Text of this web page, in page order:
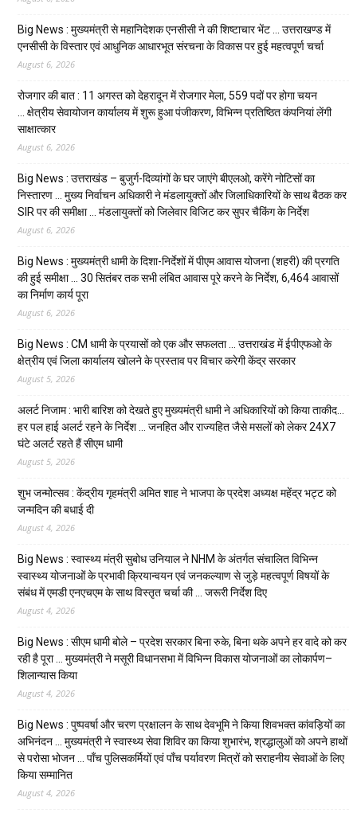
Big News : मुख्यमंत्री से महानिदेशक एनसीसी ने की शिष्टाचार भेंट … उत्तराखण्ड में
एनसीसी के विस्तार एवं आधुनिक आधारभूत संरचना के विकास पर हुई महत्वपूर्ण चर्चा
August 6, 2026
रोजगार की बात : 11 अगस्त को देहरादून में रोजगार मेला, 559 पदों पर होगा चयन
… क्षेत्रीय सेवायोजन कार्यालय में शुरू हुआ पंजीकरण, विभिन्न प्रतिष्ठित कंपनियां लेंगी
साक्षात्कार
August 6, 2026
Big News : उत्तराखंड – बुजुर्ग-दिव्यांगों के घर जाएंगे बीएलओ, करेंगे नोटिसों का
निस्तारण … मुख्य निर्वाचन अधिकारी ने मंडलायुक्तों और जिलाधिकारियों के साथ बैठक कर
SIR पर की समीक्षा … मंडलायुक्तों को जिलेवार विजिट कर सुपर चैकिंग के निर्देश
August 6, 2026
Big News : मुख्यमंत्री धामी के दिशा-निर्देशों में पीएम आवास योजना (शहरी) की प्रगति
की हुई समीक्षा … 30 सितंबर तक सभी लंबित आवास पूरे करने के निर्देश, 6,464 आवासों
का निर्माण कार्य पूरा
August 6, 2026
Big News : CM धामी के प्रयासों को एक और सफलता … उत्तराखंड में ईपीएफओ के
क्षेत्रीय एवं जिला कार्यालय खोलने के प्रस्ताव पर विचार करेगी केंद्र सरकार
August 5, 2026
अलर्ट निजाम : भारी बारिश को देखते हुए मुख्यमंत्री धामी ने अधिकारियों को किया ताकीद…
हर पल हाई अलर्ट रहने के निर्देश … जनहित और राज्यहित जैसे मसलों को लेकर 24X7
घंटे अलर्ट रहते हैं सीएम धामी
August 5, 2026
शुभ जन्मोत्सव : केंद्रीय गृहमंत्री अमित शाह ने भाजपा के प्रदेश अध्यक्ष महेंद्र भट्ट को
जन्मदिन की बधाई दी
August 4, 2026
Big News : स्वास्थ्य मंत्री सुबोध उनियाल ने NHM के अंतर्गत संचालित विभिन्न
स्वास्थ्य योजनाओं के प्रभावी क्रियान्वयन एवं जनकल्याण से जुड़े महत्वपूर्ण विषयों के
संबंध में एमडी एनएचएम के साथ विस्तृत चर्चा की … जरूरी निर्देश दिए
August 4, 2026
Big News : सीएम धामी बोले – प्रदेश सरकार बिना रुके, बिना थके अपने हर वादे को कर
रही है पूरा … मुख्यमंत्री ने मसूरी विधानसभा में विभिन्न विकास योजनाओं का लोकार्पण–
शिलान्यास किया
August 4, 2026
Big News : पुष्पवर्षा और चरण प्रक्षालन के साथ देवभूमि ने किया शिवभक्त कांवड़ियों का
अभिनंदन … मुख्यमंत्री ने स्वास्थ्य सेवा शिविर का किया शुभारंभ, श्रद्धालुओं को अपने हाथों
से परोसा भोजन … पाँच पुलिसकर्मियों एवं पाँच पर्यावरण मित्रों को सराहनीय सेवाओं के लिए
किया सम्मानित
August 4, 2026